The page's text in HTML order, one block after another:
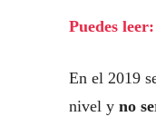
Puedes
En el 2019
nivel y no